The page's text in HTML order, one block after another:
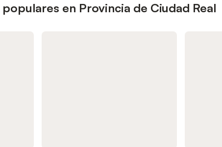
en Provincia de Ciudad Real